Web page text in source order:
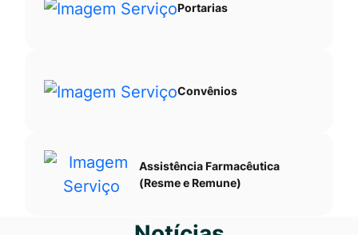
Portarias
Convênios
Assistência Farmacêutica
(Resme e Remune)